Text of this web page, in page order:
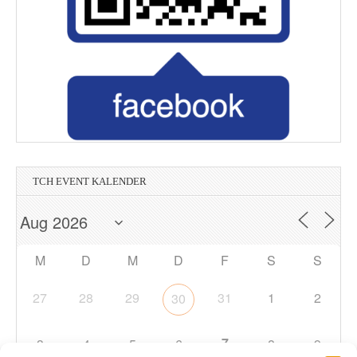
TCH EVENT KALENDER
M D M D F S S
27 28 29 30 31 1 2
3 4 5 6 7 8 9